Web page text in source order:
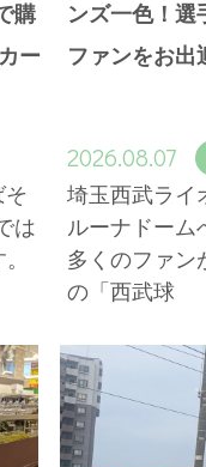
購
ー
は
ンズ一色！選
ファンをお出
2026.08.07
埼玉西武ライ
ルーナドーム
多くのファン
の「西武球